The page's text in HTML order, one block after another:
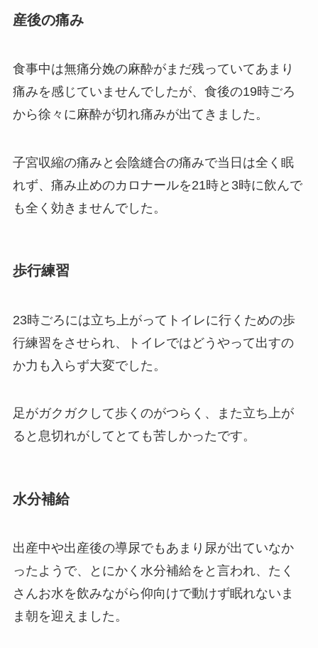
産後の痛み
食事中は無痛分娩の麻酔がまだ残っていてあまり
痛みを感じていませんでしたが、食後の19時ごろ
から徐々に麻酔が切れ痛みが出てきました。
子宮収縮の痛みと会陰縫合の痛みで当日は全く眠
れず、痛み止めのカロナールを21時と3時に飲んで
も全く効きませんでした。
歩行練習
23時ごろには立ち上がってトイレに行くための歩
行練習をさせられ、トイレではどうやって出すの
か力も入らず大変でした。
足がガクガクして歩くのがつらく、また立ち上が
ると息切れがしてとても苦しかったです。
水分補給
出産中や出産後の導尿でもあまり尿が出ていなか
ったようで、とにかく水分補給をと言われ、たく
さんお水を飲みながら仰向けで動けず眠れないま
ま朝を迎えました。